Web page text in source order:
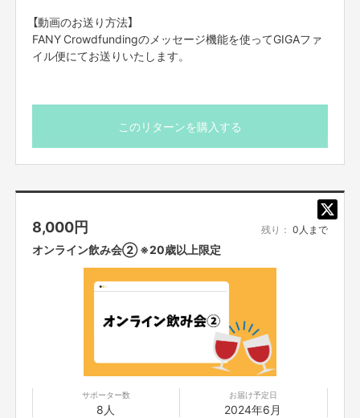
また、目標金額の金額を上回った場合、
絵本のクオリティを上げる費用に充てさせていただきます。
↓
2024年1月～5月： 製本 - 入稿
↓
万が一、より良いものを作りたい気持ちが前のめりになってしまい
発送が遅れてしまう場合がでた場合は、必ずみなさまにお知らせをさせてい
【動画のお送り方法】
FANY Crowdfundingのメッセージ機能を使ってGIGAファ
イル便にてお送りいたします。
このリターンを購入する
8,000円 残り： 0人まで
オンライン飲み会② ※20歳以上限定
サポーター数
8人
お届け予定日
2024年6月